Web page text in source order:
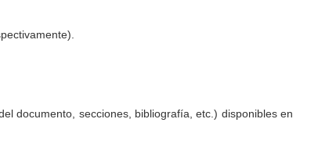
documento, secciones, bibliografía, etc.) disponibles en